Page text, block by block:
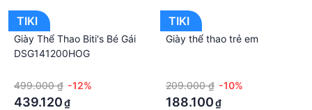
TIKI
Giày Thể Thao Biti's Bé Gái
DSG141200HOG
499.000 ₫ -12%
439.120₫
TIKI
Giày thể thao trẻ em
209.000 ₫ -10%
188.100₫